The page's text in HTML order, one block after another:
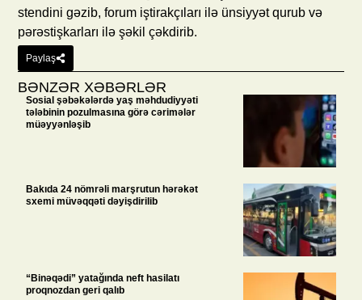
stendini gəzib, forum iştirakçıları ilə ünsiyyət qurub və
pərəstişkarları ilə şəkil çəkdirib.
Paylaş
BƏNZƏR XƏBƏRLƏR
Sosial şəbəkələrdə yaş məhdudiyyəti
tələbinin pozulmasına görə cərimələr
müəyyənləşib
Bakıda 24 nömrəli marşrutun hərəkət
sxemi müvəqqəti dəyişdirilib
“Binəqədi” yatağında neft hasilatı
proqnozdan geri qalıb